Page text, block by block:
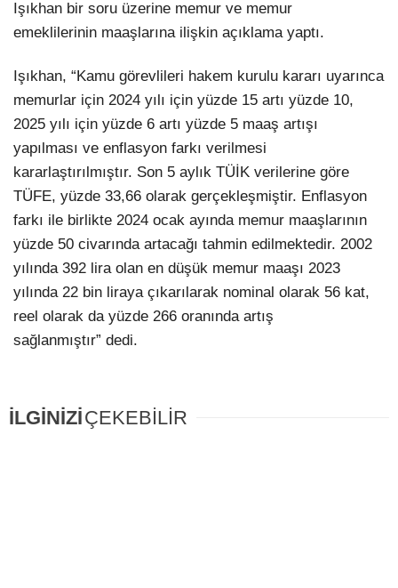
Telegram
Işıkhan bir soru üzerine memur ve memur
emeklilerinin maaşlarına ilişkin açıklama yaptı.
Işıkhan, “Kamu görevlileri hakem kurulu kararı uyarınca
memurlar için 2024 yılı için yüzde 15 artı yüzde 10,
2025 yılı için yüzde 6 artı yüzde 5 maaş artışı
yapılması ve enflasyon farkı verilmesi
kararlaştırılmıştır. Son 5 aylık TÜİK verilerine göre
TÜFE, yüzde 33,66 olarak gerçekleşmiştir. Enflasyon
farkı ile birlikte 2024 ocak ayında memur maaşlarının
yüzde 50 civarında artacağı tahmin edilmektedir. 2002
yılında 392 lira olan en düşük memur maaşı 2023
yılında 22 bin liraya çıkarılarak nominal olarak 56 kat,
reel olarak da yüzde 266 oranında artış
sağlanmıştır” dedi.
İLGİNİZİÇEKEBİLİR